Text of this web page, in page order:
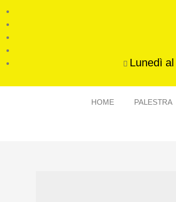
Lunedì
HOME PALESTRA